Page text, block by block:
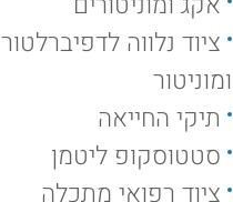
ציוד נלווה לדפיברלטור
ומוניטור
תיקי החייאה
סטטוסקופ ליטמן